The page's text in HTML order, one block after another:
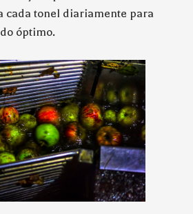
cada tonel diariamente para
óptimo.